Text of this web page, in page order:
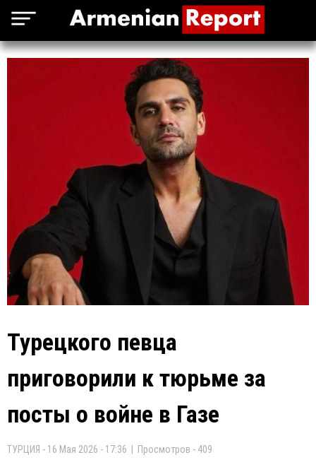
Турецкого певца
приговорили к тюрьме за
посты о войне в Газе
ТУРЦИЯ - 16 Мая 2026 - 17:36 | Просмотров - 409